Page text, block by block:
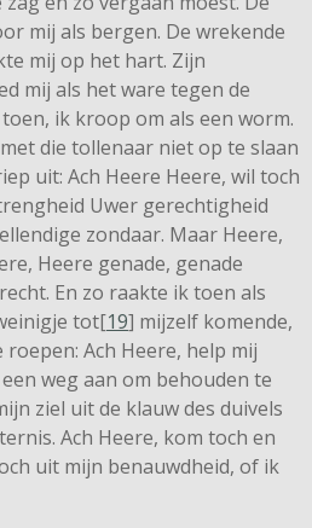
mij als bergen. De wrekende
mij op het hart. Zijn
mij als het ware tegen de
ik kroop om als een worm.
die tollenaar niet op te slaan
uit: Ach Heere Heere, wil toch
Uwer gerechtigheid
zondaar. Maar Heere,
Heere genade, genade
En zo raakte ik toen als
tot[19] mijzelf komende,
Ach Heere, help mij
weg aan om behouden te
ziel uit de klauw des duivels
Ach Heere, kom toch en
uit mijn benauwdheid, of ik